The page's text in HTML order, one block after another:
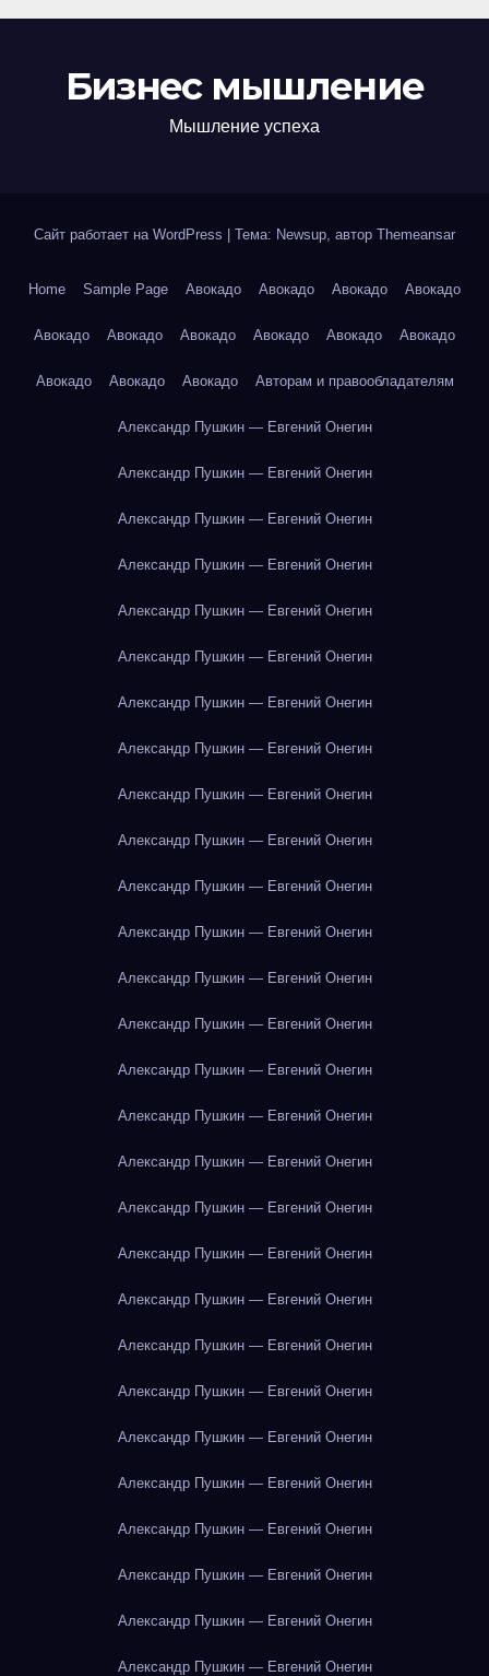
Бизнес мышление
Мышление успеха
Сайт работает на WordPress Тема: Newsup, автор Themeansar
Home Sample Page Авокадо Авокадо Авокадо Авокадо
Авокадо Авокадо Авокадо Авокадо Авокадо Авокадо
Авокадо Авокадо Авокадо Авторам и правообладателям
Александр Пушкин — Евгений Онегин
Александр Пушкин — Евгений Онегин
Александр Пушкин — Евгений Онегин
Александр Пушкин — Евгений Онегин
Александр Пушкин — Евгений Онегин
Александр Пушкин — Евгений Онегин
Александр Пушкин — Евгений Онегин
Александр Пушкин — Евгений Онегин
Александр Пушкин — Евгений Онегин
Александр Пушкин — Евгений Онегин
Александр Пушкин — Евгений Онегин
Александр Пушкин — Евгений Онегин
Александр Пушкин — Евгений Онегин
Александр Пушкин — Евгений Онегин
Александр Пушкин — Евгений Онегин
Александр Пушкин — Евгений Онегин
Александр Пушкин — Евгений Онегин
Александр Пушкин — Евгений Онегин
Александр Пушкин — Евгений Онегин
Александр Пушкин — Евгений Онегин
Александр Пушкин — Евгений Онегин
Александр Пушкин — Евгений Онегин
Александр Пушкин — Евгений Онегин
Александр Пушкин — Евгений Онегин
Александр Пушкин — Евгений Онегин
Александр Пушкин — Евгений Онегин
Александр Пушкин — Евгений Онегин
Александр Пушкин — Евгений Онегин